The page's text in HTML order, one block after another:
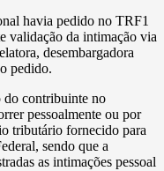
havia pedido no TRF1
validação da intimação via
desembargadora
pedido.
do contribuinte no
pessoalmente ou por
tributário fornecido para
sendo que a
as intimações pessoal